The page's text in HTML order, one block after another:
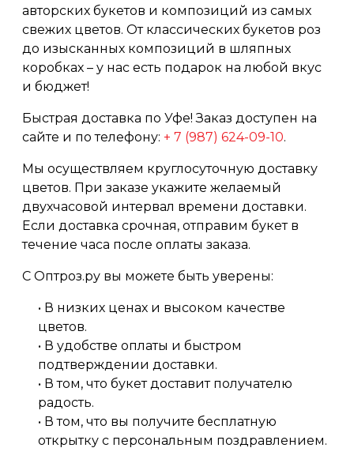
авторских букетов и композиций из самых
свежих цветов. От классических букетов роз
до изысканных композиций в шляпных
коробках – у нас есть подарок на любой вкус
и бюджет!
Быстрая доставка по Уфе! Заказ доступен на
сайте и по телефону: + 7 (987) 624-09-10.
Мы осуществляем круглосуточную доставку
цветов. При заказе укажите желаемый
двухчасовой интервал времени доставки.
Если доставка срочная, отправим букет в
течение часа после оплаты заказа.
С Оптроз.ру вы можете быть уверены:
• В низких ценах и высоком качестве
цветов.
• В удобстве оплаты и быстром
подтверждении доставки.
• В том, что букет доставит получателю
радость.
• В том, что вы получите бесплатную
открытку с персональным поздравлением.